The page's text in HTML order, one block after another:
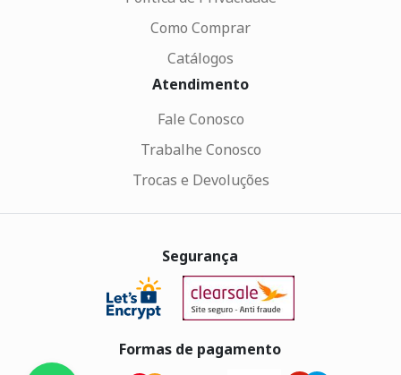
Como Comprar
Catálogos
Atendimento
Fale Conosco
Trabalhe Conosco
Trocas e Devoluções
Segurança
Formas de pagamento